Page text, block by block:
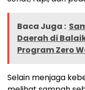
Baca Juga :
Daerah di
Program Zero
Selain menjaga